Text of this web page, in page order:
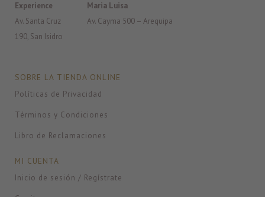
Experience
Av. Santa Cruz
190, San Isidro
Maria Luisa
Av. Cayma 500 – Arequipa
SOBRE LA TIENDA ONLINE
Políticas de Privacidad
Términos y Condiciones
Libro de Reclamaciones
MI CUENTA
Inicio de sesión / Regístrate